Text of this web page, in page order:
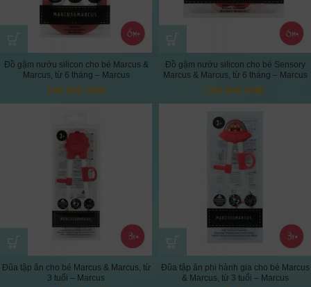
Đồ gặm nướu silicon cho bé Marcus &
Marcus, từ 6 tháng – Marcus
148.000 VNĐ
Đồ gặm nướu silicon cho bé Sensory
Marcus & Marcus, từ 6 tháng – Marcus
188.000 VNĐ
Đũa tập ăn cho bé Marcus & Marcus, từ
3 tuổi – Marcus
Đũa tập ăn phi hành gia cho bé Marcus
& Marcus, từ 3 tuổi – Marcus